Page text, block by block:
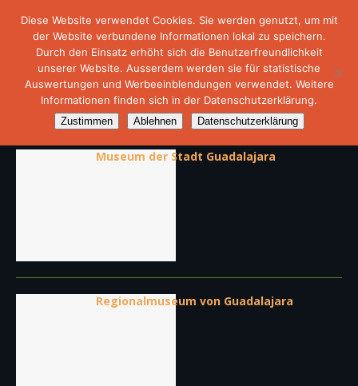
Artikel vonMexAdmin
Museum der Stadt Guadalajara
Regionalmuseum von Guadalajara
Diese Website verwendet Cookies. Sie werden genutzt, um mit
der Website verbundene Informationen lokal zu speichern.
Durch den Einsatz erhöht sich die Benutzerfreundlichkeit
unserer Website. Ausserdem werden sie für statistische
Auswertungen und Werbeeinblendungen verwendet. Weitere
Informationen finden sich in der Datenschutzerklärung.
Zustimmen Ablehnen Datenschutzerklärung